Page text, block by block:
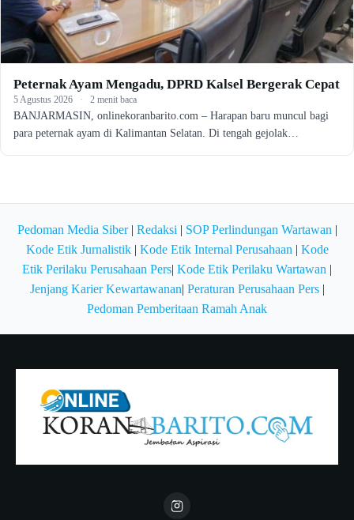
Peternak Ayam Mengadu, DPRD Kalsel Bergerak Cepat
5 Agustus 2026 · 2 menit baca
BANJARMASIN, onlinekoranbarito.com – Harapan baru muncul bagi
para peternak ayam di Kalimantan Selatan. Di tengah gejolak…
Pedoman Media Siber| Redaksi | SOP Perlindungan Wartawan |
Kode Etik Jurnalistik| Kode Etik Internal Perusahaan | Kode
Etik Perilaku Perusahaan Pers| Kode Etik Perilaku Wartawan |
Jenjang Karier Kewartawanan| Peraturan Perusahaan Pers|
Pedoman Pemberitaan Ramah Anak